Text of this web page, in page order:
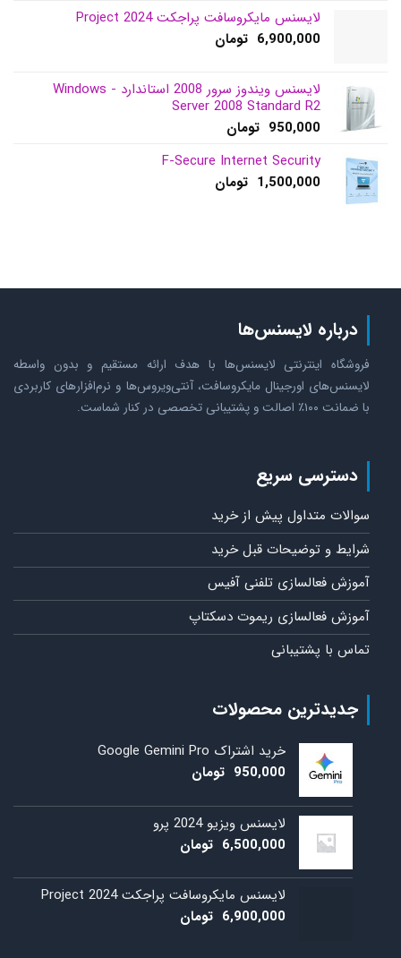
لایسنس مایکروسافت پراجکت 2024 Project
6,900,000 تومان
لایسنس ویندوز سرور 2008 استاندارد - Windows
Server 2008 Standard R2
950,000 تومان
F-Secure Internet Security
1,500,000 تومان
درباره لایسنس‌ها
فروشگاه اینترنتی لایسنس‌ها با هدف ارائه مستقیم و بدون واسطه
لایسنس‌های اورجینال مایکروسافت، آنتی‌ویروس‌ها و نرم‌افزارهای کاربردی
با ضمانت ۱۰۰٪ اصالت و پشتیبانی تخصصی در کنار شماست.
دسترسی سریع
سوالات متداول پیش از خرید
شرایط و توضیحات قبل خرید
آموزش فعالسازی تلفنی آفیس
آموزش فعالسازی ریموت دسکتاپ
تماس با پشتیبانی
جدیدترین محصولات
خرید اشتراک Google Gemini Pro
950,000 تومان
لایسنس ویزیو 2024 پرو
6,500,000 تومان
لایسنس مایکروسافت پراجکت 2024 Project
6,900,000 تومان